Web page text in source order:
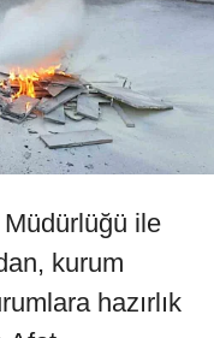
ile
kurum
hazırlık